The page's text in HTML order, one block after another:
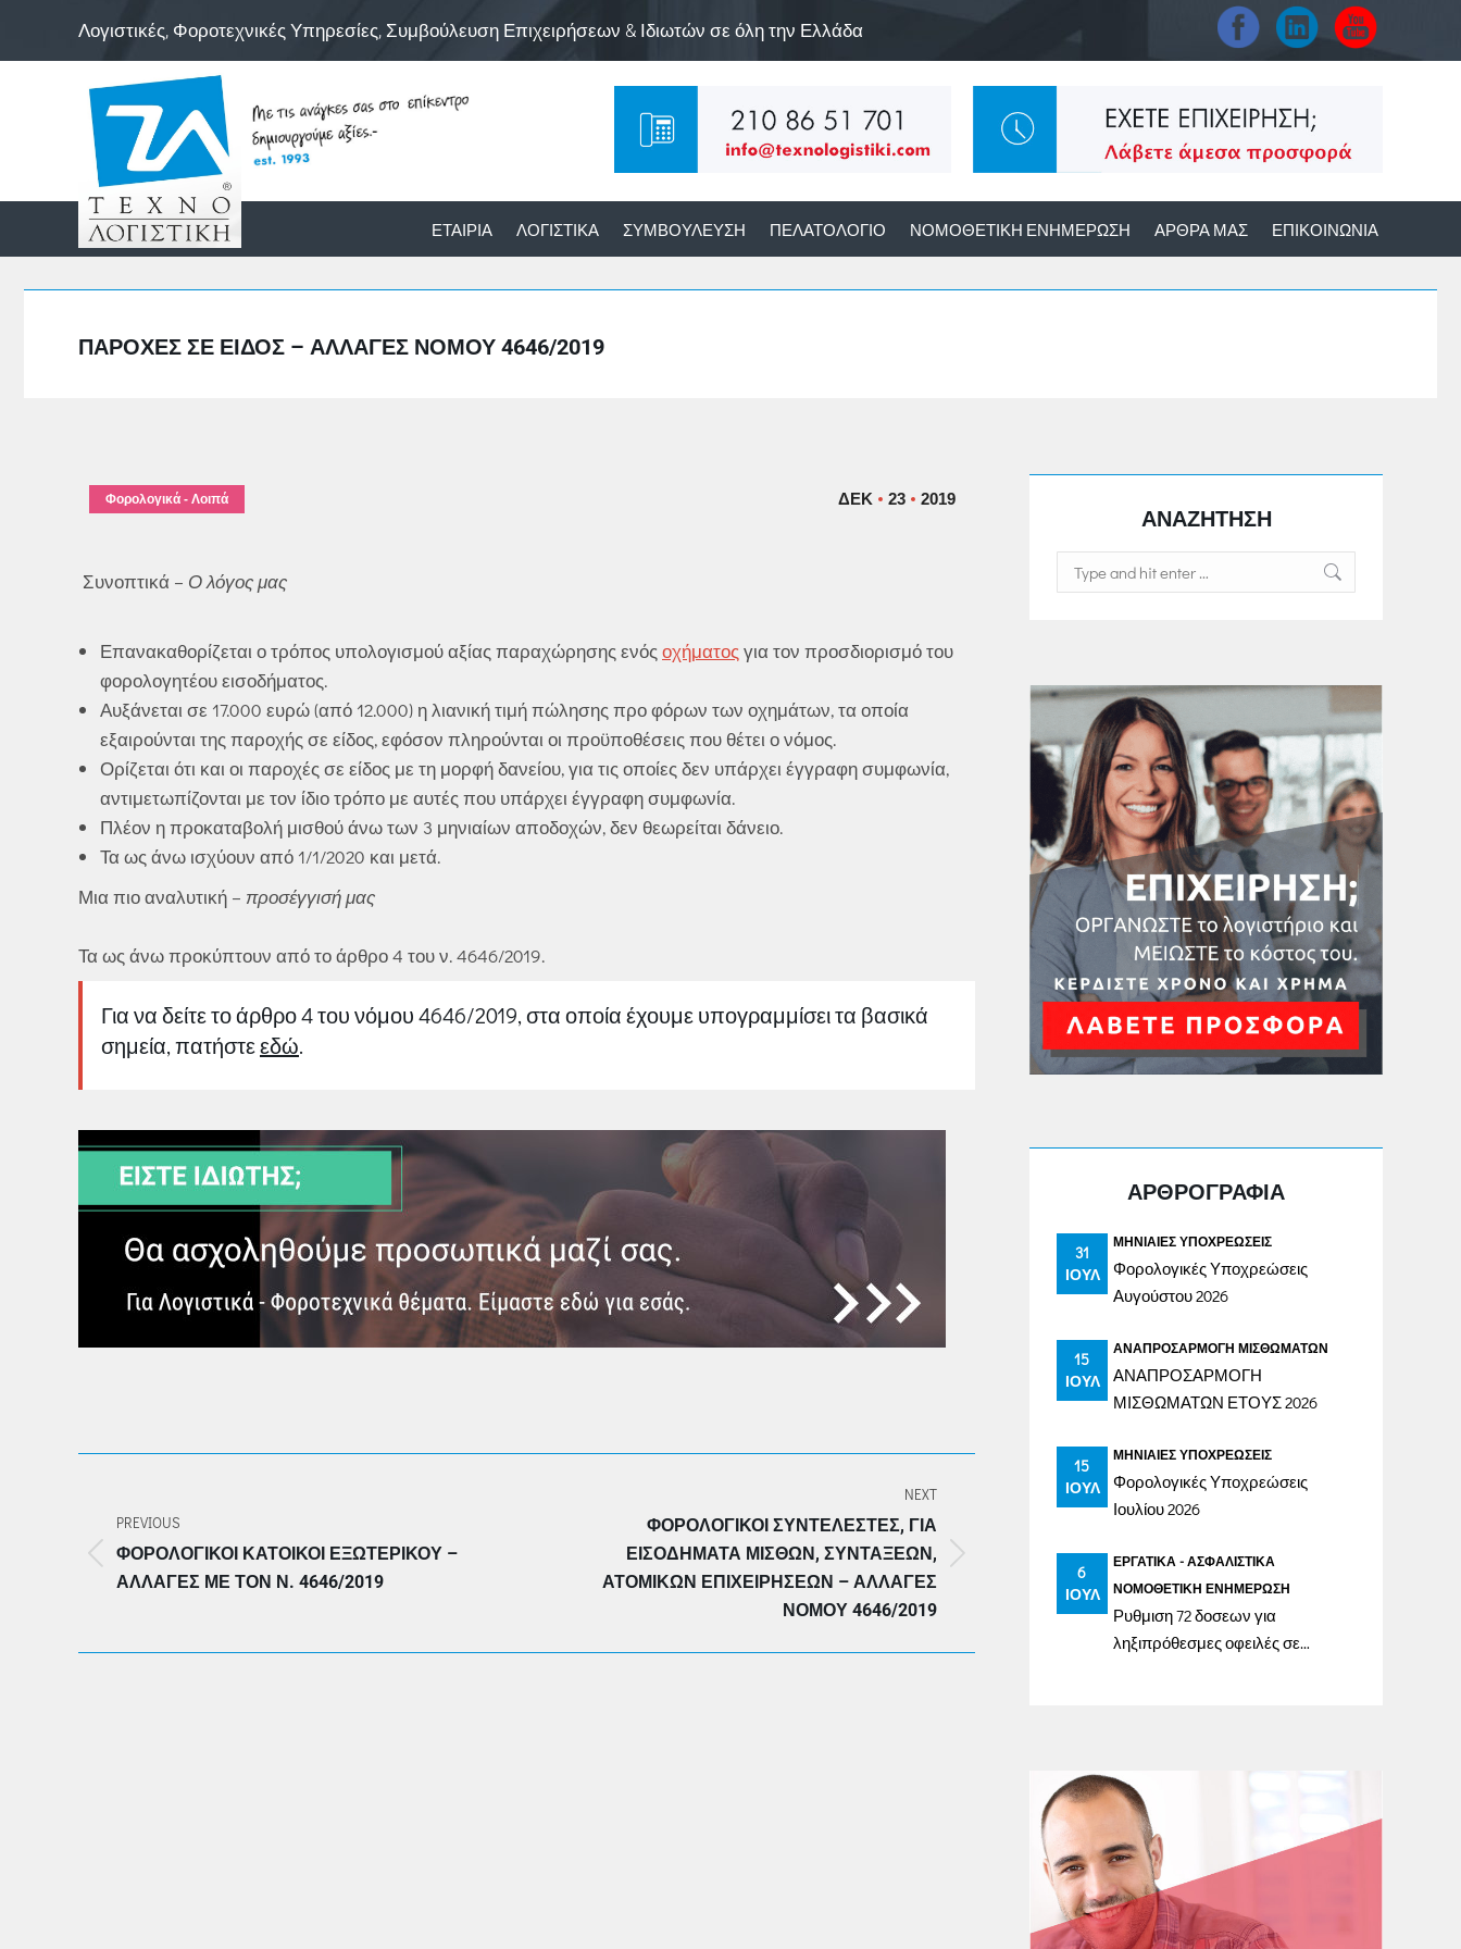
Λογιστικές, Φοροτεχνικές Υπηρεσίες, Συμβούλευση Επιχειρήσεων & Ιδιωτών σε όλη την Ελλάδα
ΕΤΑΙΡΊΑ ΛΟΓΙΣΤΙΚΆ ΣΥΜΒΟΎΛΕΥΣΗ ΠΕΛΑΤΟΛΌΓΙΟ ΝΟΜΟΘΕΤΙΚΉ ΕΝΗΜΈΡΩΣΗ ΆΡΘΡΑ ΜΑΣ ΕΠΙΚΟΙΝΩΝΊΑ
ΠΑΡΟΧΈΣ ΣΕ ΕΊΔΟΣ – ΑΛΛΑΓΈΣ ΝΌΜΟΥ 4646/2019
ΔΕΚ 23 2019
Φορολογικά - Λοιπά
Συνοπτικά – Ο λόγος μας
Επανακαθορίζεται ο τρόπος υπολογισμού αξίας παραχώρησης ενός οχήματος για τον προσδιορισμό του
φορολογητέου εισοδήματος.
Αυξάνεται σε 17.000 ευρώ (από 12.000) η λιανική τιμή πώλησης προ φόρων των οχημάτων, τα οποία
εξαιρούνται της παροχής σε είδος, εφόσον πληρούνται οι προϋποθέσεις που θέτει ο νόμος.
Ορίζεται ότι και οι παροχές σε είδος με τη μορφή δανείου, για τις οποίες δεν υπάρχει έγγραφη συμφωνία,
αντιμετωπίζονται με τον ίδιο τρόπο με αυτές που υπάρχει έγγραφη συμφωνία.
Πλέον η προκαταβολή μισθού άνω των 3 μηνιαίων αποδοχών, δεν θεωρείται δάνειο.
Τα ως άνω ισχύουν από 1/1/2020 και μετά.
Μια πιο αναλυτική – προσέγγισή μας
Τα ως άνω προκύπτουν από το άρθρο 4 του ν. 4646/2019.
Για να δείτε το άρθρο 4 του νόμου 4646/2019, στα οποία έχουμε υπογραμμίσει τα βασικά
σημεία, πατήστεεδώ.
PREVIOUS
Previous
post:
ΦΟΡΟΛΟΓΙΚΟΊ ΚΆΤΟΙΚΟΙ ΕΞΩΤΕΡΙΚΟΎ –
ΑΛΛΑΓΈΣ ΜΕ ΤΟΝ Ν. 4646/2019
NEXT
ΦΟΡΟΛΟΓΙΚΟΊ ΣΥΝΤΕΛΕΣΤΈΣ, ΓΙΑ
ΕΙΣΟΔΉΜΑΤΑ ΜΙΣΘΏΝ, ΣΥΝΤΆΞΕΩΝ,
ΑΤΟΜΙΚΏΝ ΕΠΙΧΕΙΡΉΣΕΩΝ – ΑΛΛΑΓΈΣ
ΝΌΜΟΥ 4646/2019
ΑΝΑΖΗΤΗΣΗ
Search:
ΑΡΘΡΟΓΡΑΦΙΑ
31
ΙΟΎΛ
ΜΗΝΙΑΊΕΣ ΥΠΟΧΡΕΏΣΕΙΣ
Φορολογικές Υποχρεώσεις
Αυγούστου 2026
15
ΙΟΎΛ
ΑΝΑΠΡΟΣΑΡΜΟΓΉ ΜΙΣΘΩΜΆΤΩΝ
ΑΝΑΠΡΟΣΑΡΜΟΓΗ
ΜΙΣΘΩΜΑΤΩΝ ΕΤΟΥΣ 2026
15
ΙΟΎΛ
ΜΗΝΙΑΊΕΣ ΥΠΟΧΡΕΏΣΕΙΣ
Φορολογικές Υποχρεώσεις
Ιουλίου 2026
6
ΙΟΎΛ
ΕΡΓΑΤΙΚΆ - ΑΣΦΑΛΙΣΤΙΚΆ
ΝΟΜΟΘΕΤΙΚΉ ΕΝΗΜΈΡΩΣΗ
Ρυθμιση 72 δοσεων για
ληξιπρόθεσμες οφειλές σε